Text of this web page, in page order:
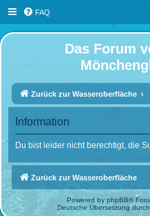
FAQ
Das Forum
Zurück zur Wasseroberfläche
Information
Du bist leider nicht berechtigt, die
Zurück zur Wasseroberfläche
Powered by phpBB®
Deutsche Übersetzung durch